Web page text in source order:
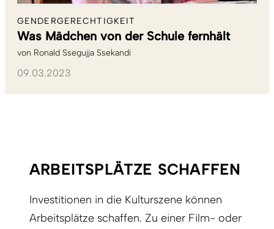
GENDERGERECHTIGKEIT
Was Mädchen von der Schule fernhält
von Ronald Ssegujja Ssekandi
09.03.2023
ARBEITSPLÄTZE SCHAFFEN
Investitionen in die Kulturszene können
Arbeitsplätze schaffen. Zu einer Film- oder